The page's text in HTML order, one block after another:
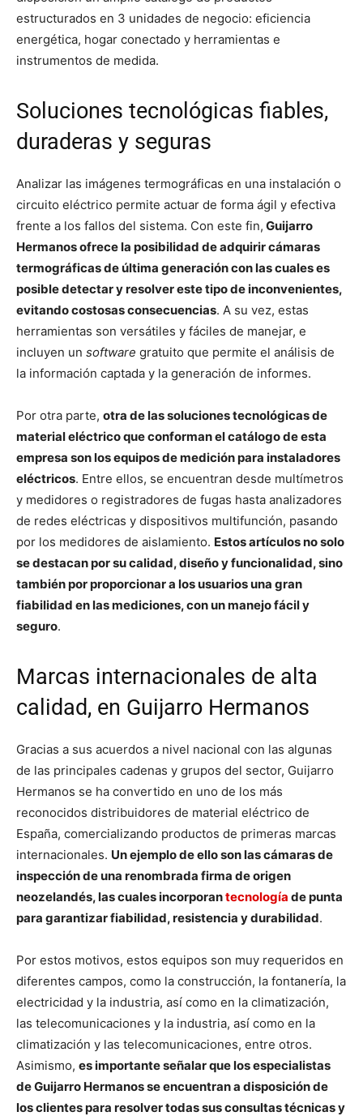
estructurados en 3 unidades de negocio: eficiencia
energética, hogar conectado y herramientas e
instrumentos de medida.
Soluciones tecnológicas fiables,
duraderas y seguras
Analizar las imágenes termográficas en una instalación o
circuito eléctrico permite actuar de forma ágil y efectiva
frente a los fallos del sistema. Con este fin, Guijarro
Hermanos ofrece la posibilidad de adquirir cámaras
termográficas de última generación con las cuales es
posible detectar y resolver este tipo de inconvenientes,
evitando costosas consecuencias. A su vez, estas
herramientas son versátiles y fáciles de manejar, e
incluyen un software gratuito que permite el análisis de
la información captada y la generación de informes.
Por otra parte, otra de las soluciones tecnológicas de
material eléctrico que conforman el catálogo de esta
empresa son los equipos de medición para instaladores
eléctricos. Entre ellos, se encuentran desde multímetros
y medidores o registradores de fugas hasta analizadores
de redes eléctricas y dispositivos multifunción, pasando
por los medidores de aislamiento. Estos artículos no solo
se destacan por su calidad, diseño y funcionalidad, sino
también por proporcionar a los usuarios una gran
fiabilidad en las mediciones, con un manejo fácil y
seguro.
Marcas internacionales de alta
calidad, en Guijarro Hermanos
Gracias a sus acuerdos a nivel nacional con las algunas
de las principales cadenas y grupos del sector, Guijarro
Hermanos se ha convertido en uno de los más
reconocidos distribuidores de material eléctrico de
España, comercializando productos de primeras marcas
internacionales. Un ejemplo de ello son las cámaras de
inspección de una renombrada firma de origen
neozelandés, las cuales incorporantecnología de punta
para garantizar fiabilidad, resistencia y durabilidad.
Por estos motivos, estos equipos son muy requeridos en
diferentes campos, como la construcción, la fontanería, la
electricidad y la industria, así como en la climatización,
las telecomunicaciones y la industria, así como en la
climatización y las telecomunicaciones, entre otros.
Asimismo, es importante señalar que los especialistas
de Guijarro Hermanos se encuentran a disposición de
los clientes para resolver todas sus consultas técnicas y